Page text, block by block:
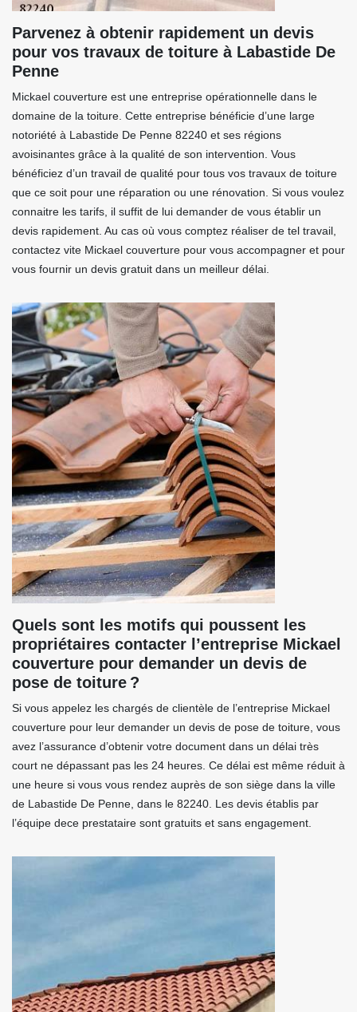
Parvenez à obtenir rapidement un devis
pour vos travaux de toiture à Labastide De
Penne
Mickael couverture est une entreprise opérationnelle dans le
domaine de la toiture. Cette entreprise bénéficie d’une large
notoriété à Labastide De Penne 82240 et ses régions
avoisinantes grâce à la qualité de son intervention. Vous
bénéficiez d’un travail de qualité pour tous vos travaux de toiture
que ce soit pour une réparation ou une rénovation. Si vous voulez
connaitre les tarifs, il suffit de lui demander de vous établir un
devis rapidement. Au cas où vous comptez réaliser de tel travail,
contactez vite Mickael couverture pour vous accompagner et pour
vous fournir un devis gratuit dans un meilleur délai.
Quels sont les motifs qui poussent les
propriétaires contacter l’entreprise Mickael
couverture pour demander un devis de
pose de toiture ?
Si vous appelez les chargés de clientèle de l’entreprise Mickael
couverture pour leur demander un devis de pose de toiture, vous
avez l’assurance d’obtenir votre document dans un délai très
court ne dépassant pas les 24 heures. Ce délai est même réduit à
une heure si vous vous rendez auprès de son siège dans la ville
de Labastide De Penne, dans le 82240. Les devis établis par
l’équipe dece prestataire sont gratuits et sans engagement.